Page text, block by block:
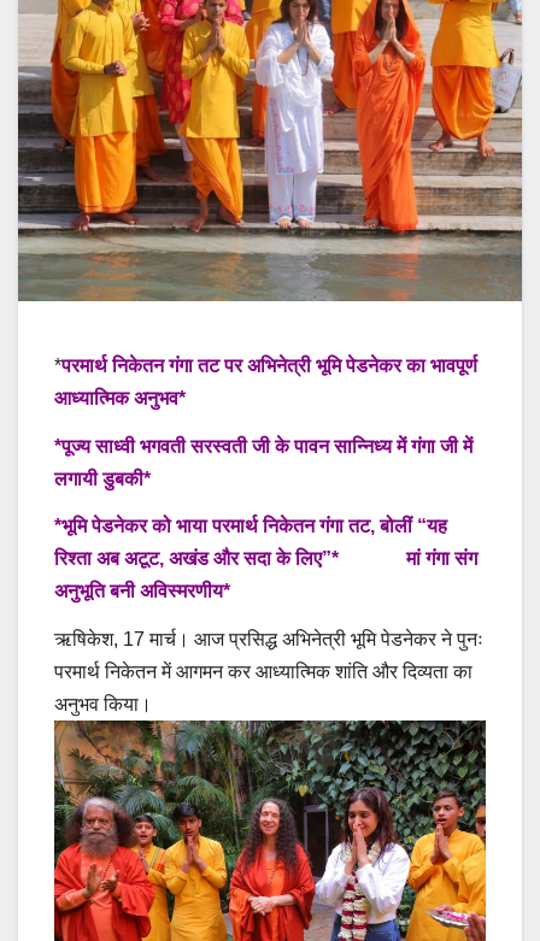
*परमार्थ निकेतन गंगा तट पर अभिनेत्री भूमि पेडनेकर का भावपूर्ण
आध्यात्मिक अनुभव*
*पूज्य साध्वी भगवती सरस्वती जी के पावन सान्निध्य में गंगा जी में
लगायी डुबकी*
*भूमि पेडनेकर को भाया परमार्थ निकेतन गंगा तट, बोलीं “यह
रिश्ता अब अटूट, अखंड और सदा के लिए”* मां गंगा संग
अनुभूति बनी अविस्मरणीय*
ऋषिकेश, 17 मार्च। आज प्रसिद्ध अभिनेत्री भूमि पेडनेकर ने पुनः
परमार्थ निकेतन में आगमन कर आध्यात्मिक शांति और दिव्यता का
अनुभव किया।